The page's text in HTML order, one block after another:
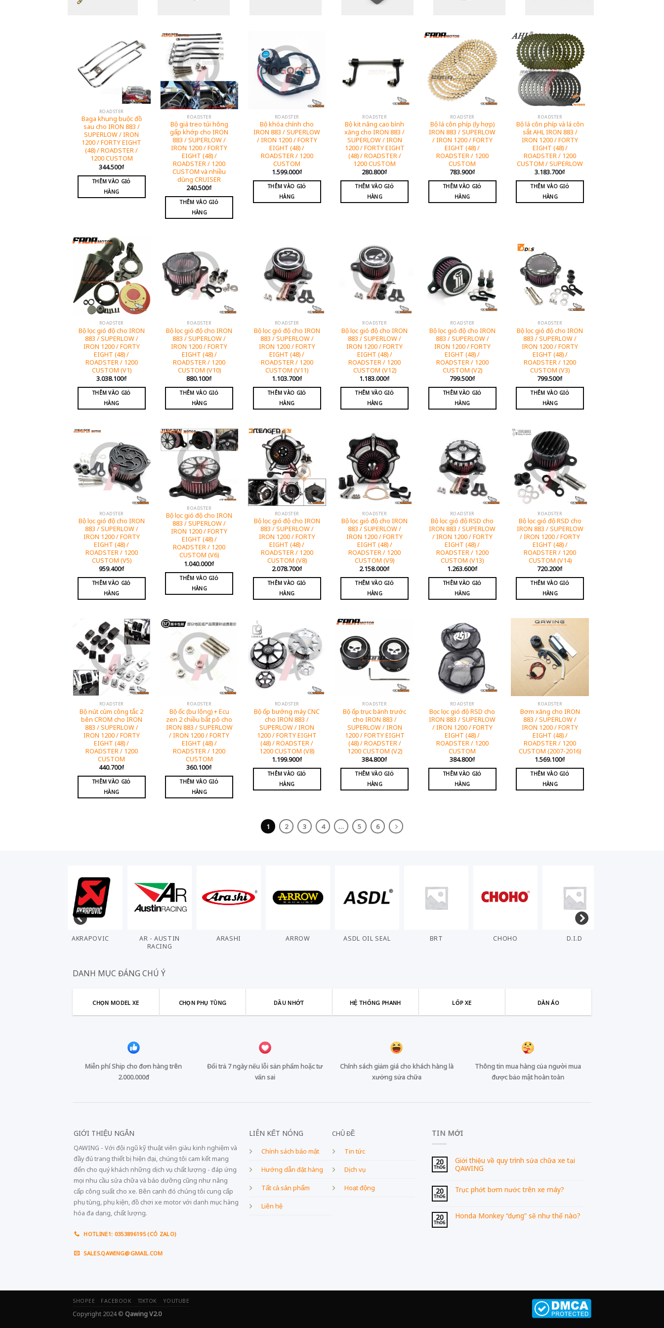
ROADSTER
Baga khung buộc đồ
sau cho IRON 883 /
SUPERLOW / IRON
1200 / FORTY EIGHT
(48) / ROADSTER /
1200 CUSTOM
344.500₫
THÊM VÀO GIỎ
HÀNG
ROADSTER
Bộ giá treo túi hông
gấp khớp cho IRON
883 / SUPERLOW /
IRON 1200 / FORTY
EIGHT (48) /
ROADSTER / 1200
CUSTOM và nhiều
dùng CRUISER
240.500₫
THÊM VÀO GIỎ
HÀNG
ROADSTER
Bộ khóa chính cho
IRON 883 / SUPERLOW
/ IRON 1200 / FORTY
EIGHT (48) /
ROADSTER / 1200
CUSTOM
1.599.000₫
THÊM VÀO GIỎ
HÀNG
ROADSTER
Bộ kit nâng cao bình
xăng cho IRON 883 /
SUPERLOW / IRON
1200 / FORTY EIGHT
(48) / ROADSTER /
1200 CUSTOM
280.800₫
THÊM VÀO GIỎ
HÀNG
ROADSTER
Bộ lá côn phíp (ly hợp)
IRON 883 / SUPERLOW
/ IRON 1200 / FORTY
EIGHT (48) /
ROADSTER / 1200
CUSTOM
783.900₫
THÊM VÀO GIỎ
HÀNG
ROADSTER
Bộ lá côn phíp và lá côn
sắt AHL IRON 883 /
IRON 1200 / FORTY
EIGHT (48) /
ROADSTER / 1200
CUSTOM / SUPERLOW
3.183.700₫
THÊM VÀO GIỎ
HÀNG
ROADSTER
Bộ lọc gió độ cho IRON
883 / SUPERLOW /
IRON 1200 / FORTY
EIGHT (48) /
ROADSTER / 1200
CUSTOM (V1)
3.038.100₫
THÊM VÀO GIỎ
HÀNG
ROADSTER
Bộ lọc gió độ cho IRON
883 / SUPERLOW /
IRON 1200 / FORTY
EIGHT (48) /
ROADSTER / 1200
CUSTOM (V10)
880.100₫
THÊM VÀO GIỎ
HÀNG
ROADSTER
Bộ lọc gió độ cho IRON
883 / SUPERLOW /
IRON 1200 / FORTY
EIGHT (48) /
ROADSTER / 1200
CUSTOM (V11)
1.103.700₫
THÊM VÀO GIỎ
HÀNG
ROADSTER
Bộ lọc gió độ cho IRON
883 / SUPERLOW /
IRON 1200 / FORTY
EIGHT (48) /
ROADSTER / 1200
CUSTOM (V12)
1.183.000₫
THÊM VÀO GIỎ
HÀNG
ROADSTER
Bộ lọc gió độ cho IRON
883 / SUPERLOW /
IRON 1200 / FORTY
EIGHT (48) /
ROADSTER / 1200
CUSTOM (V2)
799.500₫
THÊM VÀO GIỎ
HÀNG
ROADSTER
Bộ lọc gió độ cho IRON
883 / SUPERLOW /
IRON 1200 / FORTY
EIGHT (48) /
ROADSTER / 1200
CUSTOM (V3)
799.500₫
THÊM VÀO GIỎ
HÀNG
ROADSTER
Bộ lọc gió độ cho IRON
883 / SUPERLOW /
IRON 1200 / FORTY
EIGHT (48) /
ROADSTER / 1200
CUSTOM (V5)
959.400₫
THÊM VÀO GIỎ
HÀNG
ROADSTER
Bộ lọc gió độ cho IRON
883 / SUPERLOW /
IRON 1200 / FORTY
EIGHT (48) /
ROADSTER / 1200
CUSTOM (V6)
1.040.000₫
THÊM VÀO GIỎ
HÀNG
ROADSTER
Bộ lọc gió độ cho IRON
883 / SUPERLOW /
IRON 1200 / FORTY
EIGHT (48) /
ROADSTER / 1200
CUSTOM (V8)
2.078.700₫
THÊM VÀO GIỎ
HÀNG
ROADSTER
Bộ lọc gió độ cho IRON
883 / SUPERLOW /
IRON 1200 / FORTY
EIGHT (48) /
ROADSTER / 1200
CUSTOM (V9)
2.158.000₫
THÊM VÀO GIỎ
HÀNG
ROADSTER
Bộ lọc gió độ RSD cho
IRON 883 / SUPERLOW
/ IRON 1200 / FORTY
EIGHT (48) /
ROADSTER / 1200
CUSTOM (V13)
1.263.600₫
THÊM VÀO GIỎ
HÀNG
ROADSTER
Bộ lọc gió độ RSD cho
IRON 883 / SUPERLOW
/ IRON 1200 / FORTY
EIGHT (48) /
ROADSTER / 1200
CUSTOM (V14)
720.200₫
THÊM VÀO GIỎ
HÀNG
ROADSTER
Bộ nút cùm công tắc 2
bên CROM cho IRON
883 / SUPERLOW /
IRON 1200 / FORTY
EIGHT (48) /
ROADSTER / 1200
CUSTOM
440.700₫
THÊM VÀO GIỎ
HÀNG
ROADSTER
Bộ ốc (bu lông) + Ecu
zen 2 chiều bắt pô cho
IRON 883 / SUPERLOW
/ IRON 1200 / FORTY
EIGHT (48) /
ROADSTER / 1200
CUSTOM
360.100₫
THÊM VÀO GIỎ
HÀNG
ROADSTER
Bộ ốp bưởng máy CNC
cho IRON 883 /
SUPERLOW / IRON
1200 / FORTY EIGHT
(48) / ROADSTER /
1200 CUSTOM (V8)
1.199.900₫
THÊM VÀO GIỎ
HÀNG
ROADSTER
Bộ ốp trục bánh trước
cho IRON 883 /
SUPERLOW / IRON
1200 / FORTY EIGHT
(48) / ROADSTER /
1200 CUSTOM (V2)
384.800₫
THÊM VÀO GIỎ
HÀNG
ROADSTER
Bọc lọc gió độ RSD cho
IRON 883 / SUPERLOW
/ IRON 1200 / FORTY
EIGHT (48) /
ROADSTER / 1200
CUSTOM
384.800₫
THÊM VÀO GIỎ
HÀNG
ROADSTER
Bơm xăng cho IRON
883 / SUPERLOW /
IRON 1200 / FORTY
EIGHT (48) /
ROADSTER / 1200
CUSTOM (2007-2016)
1.569.100₫
THÊM VÀO GIỎ
HÀNG
1 2 3 4 … 5 6
AR - AUSTIN
ARASHI ARROW ASDL OIL SEAL BRT CHOHO D.I.D DENSO
DANH MỤC ĐÁNG CHÚ Ý
CHỌN MODEL XE CHỌN PHỤ TÙNG DẦU NHỚT HỆ THỐNG PHANH LỐP XE DÀN ÁO
Miễn phí Ship cho đơn hàng trên
2.000.000đ
Đổi trả 7 ngày nếu lỗi sản phẩm hoặc tư
vấn sai
Chính sách giảm giá cho khách hàng là
xưởng sửa chữa
Thông tin mua hàng của người mua
được bảo mật hoàn toàn
GIỚI THIỆU NGẮN
QAWING - Với đội ngũ kỹ thuật viên giàu kinh nghiệm và
đầy đủ trang thiết bị hiện đại, chúng tôi cam kết mang
đến cho quý khách những dịch vụ chất lượng - đáp ứng
mọi nhu cầu sửa chữa và bảo dưỡng cũng như nâng
cấp công suất cho xe. Bên cạnh đó chúng tôi cung cấp
phụ tùng, phụ kiện, đồ chơi xe motor với danh mục hàng
hóa đa dạng, chất lượng.
HOTLINE1: 0353896195 (CÓ ZALO)
SALES.QAWING@GMAIL.COM
LIÊN KẾT NÓNG
Chính sách bảo mật
Hướng dẫn đặt hàng
Tất cả sản phẩm
Liên hệ
CHỦ ĐỀ
Tin tức
Dịch vụ
Hoạt động
TIN MỚI
20
Th06
Giới thiệu về quy trình sửa chữa xe tại
QAWING
20
Th06
Trục phớt bơm nước trên xe máy?
20
Th06
Honda Monkey “dựng” sẽ như thế nào?
SHOPEE FACEBOOK TIKTOK YOUTUBE
Copyright 2024 © Qawing V2.0